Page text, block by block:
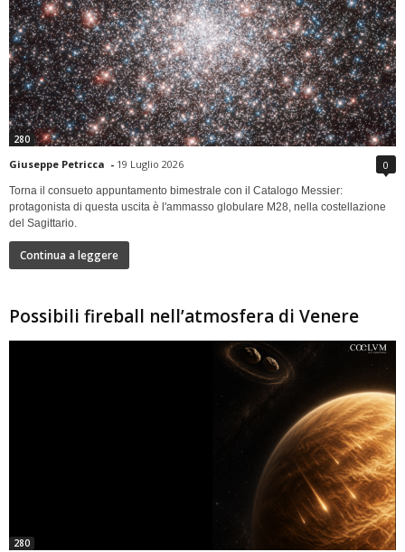
280
Giuseppe Petricca - 19 Luglio 2026 0
Torna il consueto appuntamento bimestrale con il Catalogo Messier:
protagonista di questa uscita è l'ammasso globulare M28, nella costellazione
del Sagittario.
Continua a leggere
Possibili fireball nell’atmosfera di Venere
280